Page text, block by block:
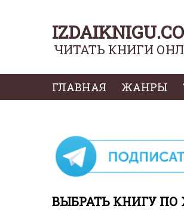
ЧИТАТЬ КНИГИ
ГЛАВНАЯ ЖАНРЫ
ВЫБРАТЬ КНИГУ